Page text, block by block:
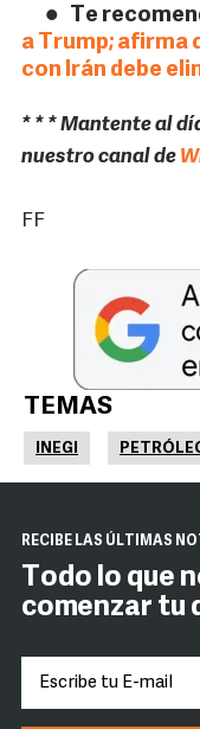
Te
a Trump; afirma
con Irán debe
* * * Mantente al
nuestro canal de
FF
TEMAS
INEGI
RECIBE LAS ÚLTIMAS
Todo lo que
comenzar tu